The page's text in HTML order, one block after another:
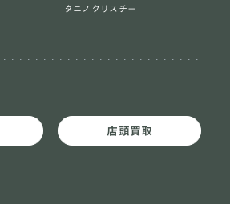
タニノクリスチー
店頭買取